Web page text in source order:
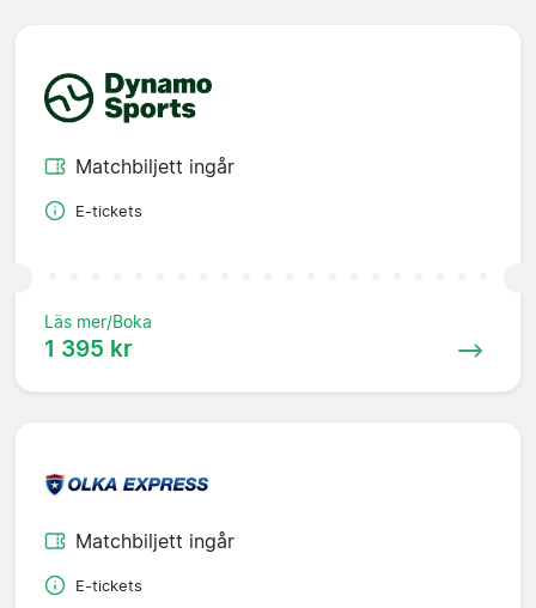
Matchbiljett ingår
E-tickets
Läs mer/Boka
1 395 kr
Matchbiljett ingår
E-tickets